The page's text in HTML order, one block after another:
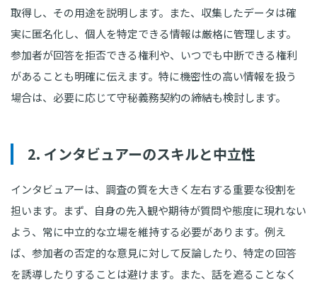
取得し、その用途を説明します。また、収集したデータは確
実に匿名化し、個人を特定できる情報は厳格に管理します。
参加者が回答を拒否できる権利や、いつでも中断できる権利
があることも明確に伝えます。特に機密性の高い情報を扱う
場合は、必要に応じて守秘義務契約の締結も検討します。
2. インタビュアーのスキルと中立性
インタビュアーは、調査の質を大きく左右する重要な役割を
担います。まず、自身の先入観や期待が質問や態度に現れない
よう、常に中立的な立場を維持する必要があります。例え
ば、参加者の否定的な意見に対して反論したり、特定の回答
を誘導したりすることは避けます。また、話を遮ることなく